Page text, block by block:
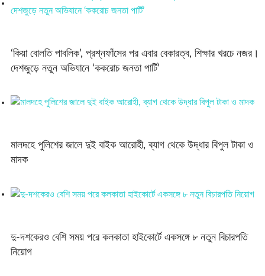
‘কিয়া বোলতি পাবলিক’, প্রশ্নফাঁসের পর এবার বেকারত্ব, শিক্ষার খরচে নজর।
দেশজুড়ে নতুন অভিযানে ‘ককরোচ জনতা পার্টি’
মালদহে পুলিশের জালে দুই বাইক আরোহী, ব্যাগ থেকে উদ্ধার বিপুল টাকা ও
মাদক
দু-দশকেরও বেশি সময় পরে কলকাতা হাইকোর্টে একসঙ্গে ৮ নতুন বিচারপতি
নিয়োগ